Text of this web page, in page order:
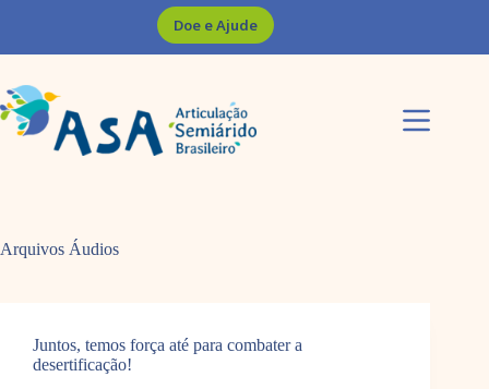
Doe e Ajude
Arquivos Áudios
Juntos, temos força até para combater a
desertificação!